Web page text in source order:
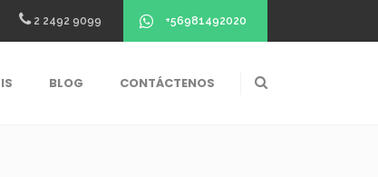
2 2492 9099 +56981492020
BLOG CONTÁCTENOS